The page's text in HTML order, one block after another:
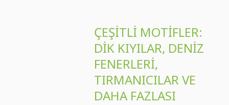
ÇEŞITLI MOTIFLER:
DIK KIYILAR, DENIZ
FENERLERI,
TIRMANICILAR VE
DAHA FAZLASI